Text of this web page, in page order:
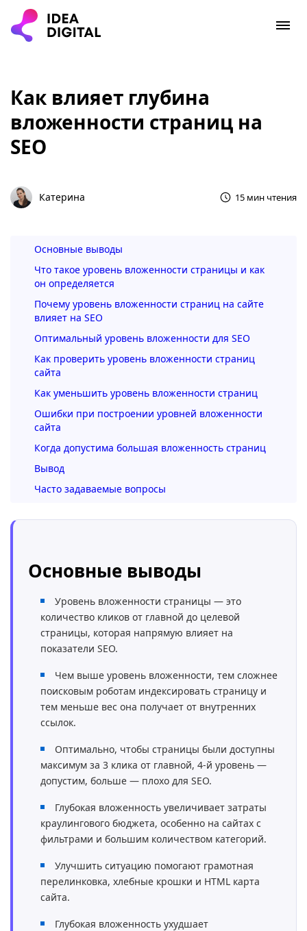
Как влияет глубина
вложенности страниц на
SEO
Катерина 15 мин чтения
Основные выводы
Что такое уровень вложенности страницы и как
он определяется
Почему уровень вложенности страниц на сайте
влияет на SEO
Оптимальный уровень вложенности для SEO
Как проверить уровень вложенности страниц
сайта
Как уменьшить уровень вложенности страниц
Ошибки при построении уровней вложенности
сайта
Когда допустима большая вложенность страниц
Вывод
Часто задаваемые вопросы
Основные выводы
Уровень вложенности страницы — это
количество кликов от главной до целевой
страницы, которая напрямую влияет на
показатели SEO.
Чем выше уровень вложенности, тем сложнее
поисковым роботам индекси­ровать страницу и
тем меньше вес она получает от внутренних
ссылок.
Оптимально, чтобы страницы были доступны
максимум за 3 клика от главной, 4-й уровень —
допустим, больше — плохо для SEO.
Глубокая вложенность увеличивает затраты
краулингового бюджета, особенно на сайтах с
фильтрами и большим количеством категорий.
Улучшить ситуацию помогают грамотная
перелинковка, хлебные крошки и HTML карта
сайта.
Глубокая вложенность ухудшает